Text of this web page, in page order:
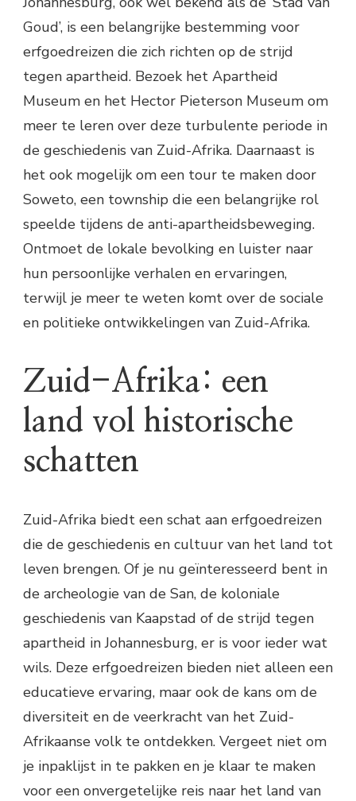
Goud’, is een belangrijke bestemming voor
erfgoedreizen die zich richten op de strijd
tegen apartheid. Bezoek het Apartheid
Museum en het Hector Pieterson Museum om
meer te leren over deze turbulente periode in
de geschiedenis van Zuid-Afrika. Daarnaast is
het ook mogelijk om een tour te maken door
Soweto, een township die een belangrijke rol
speelde tijdens de anti-apartheidsbeweging.
Ontmoet de lokale bevolking en luister naar
hun persoonlijke verhalen en ervaringen,
terwijl je meer te weten komt over de sociale
en politieke ontwikkelingen van Zuid-Afrika.
Zuid-Afrika: een
land vol historische
schatten
Zuid-Afrika biedt een schat aan erfgoedreizen
die de geschiedenis en cultuur van het land tot
leven brengen. Of je nu geïnteresseerd bent in
de archeologie van de San, de koloniale
geschiedenis van Kaapstad of de strijd tegen
apartheid in Johannesburg, er is voor ieder wat
wils. Deze erfgoedreizen bieden niet alleen een
educatieve ervaring, maar ook de kans om de
diversiteit en de veerkracht van het Zuid-
Afrikaanse volk te ontdekken. Vergeet niet om
je inpaklijst in te pakken en je klaar te maken
voor een onvergetelijke reis naar het land van